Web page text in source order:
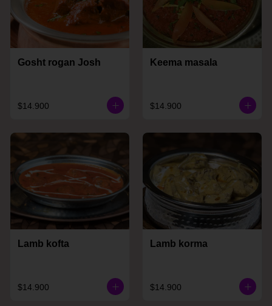
Gosht rogan Josh
$14.900
Keema masala
$14.900
Lamb kofta
$14.900
Lamb korma
$14.900